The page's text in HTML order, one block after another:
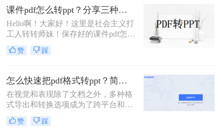
片，只要掌握了方法，做事情就不会
很难，下面给大家分享两个简单的方
法，一分钟就能学会，一起来看看
吧。
课件pdf怎么转ppt？分享三种方法，1分钟轻松解决！
Hello啊！大家好！这里是社会主义打
工人转转师妹！保存好的课件pdf怎么
转ppt？ppt是我们经常用到的，无论
是做述职演说还是汇报工作都离不开
会习惯把ppt转换成pdf格式，这样更
加方便保存和打印。那么pdf如何转
ppt文件呢？今天就给大家分享三个操
作方法吧！
赞 踩
怎么快速把pdf格式转ppt？简单易用的工具推荐
在视觉和表现除了文档之外，多种格
式导出和转换选项成为了跨平台和多
功能工具的需要。PDF文件是一种普
遍的电子文档格式。但如果您需要将
赞 踩